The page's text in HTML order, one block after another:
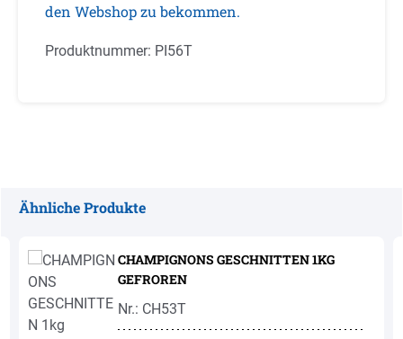
den Webshop zu bekommen.
Produktnummer: PI56T
Ähnliche Produkte
CHAMPIGNONS GESCHNITTEN 1KG
GEFROREN
Nr.: CH53T